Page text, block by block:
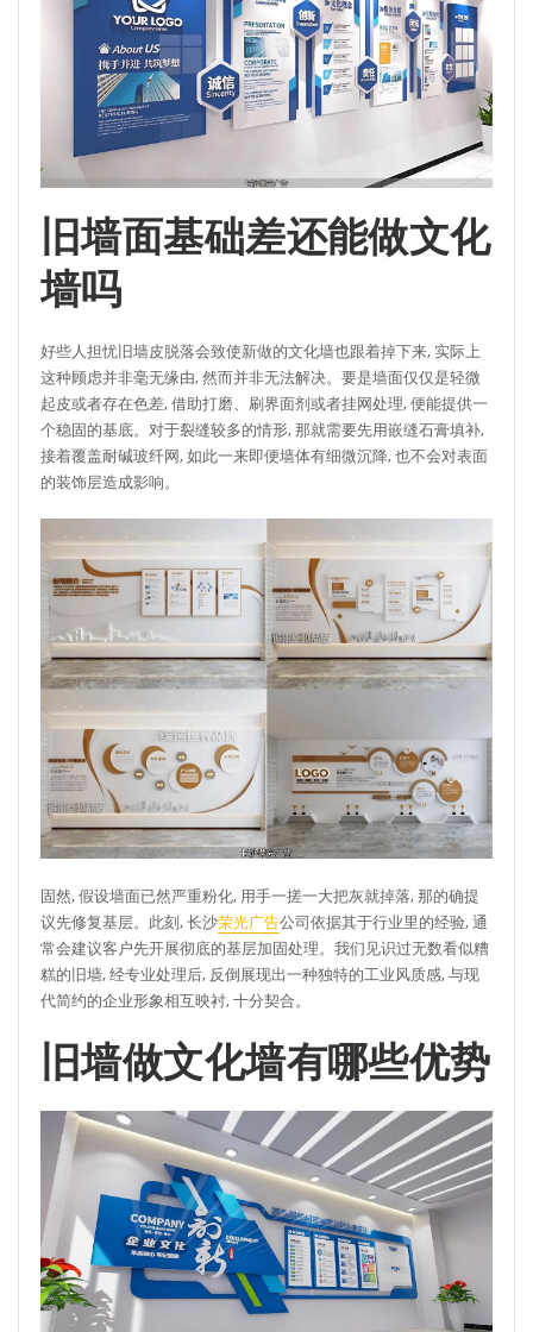
旧墙面基础差还能做文化
墙吗
好些人担忧旧墙皮脱落会致使新做的文化墙也跟着掉下来, 实际上
这种顾虑并非毫无缘由, 然而并非无法解决。要是墙面仅仅是轻微
起皮或者存在色差, 借助打磨、刷界面剂或者挂网处理, 便能提供一
个稳固的基底。对于裂缝较多的情形, 那就需要先用嵌缝石膏填补,
接着覆盖耐碱玻纤网, 如此一来即便墙体有细微沉降, 也不会对表面
的装饰层造成影响。
固然, 假设墙面已然严重粉化, 用手一搓一大把灰就掉落, 那的确提
议先修复基层。此刻, 长沙荣光广告公司依据其于行业里的经验, 通
常会建议客户先开展彻底的基层加固处理。我们见识过无数看似糟
糕的旧墙, 经专业处理后, 反倒展现出一种独特的工业风质感, 与现
代简约的企业形象相互映衬, 十分契合。
旧墙做文化墙有哪些优势